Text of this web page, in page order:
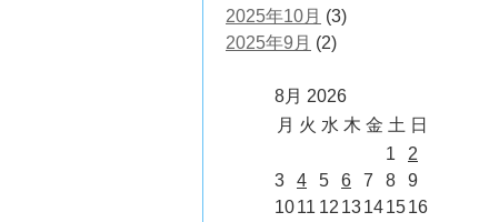
2025年10月 (3)
2025年9月 (2)
8月 2026
月 火 水 木 金 土 日
1
2
3
4 5 6 7 8
9
1011 12 13141516